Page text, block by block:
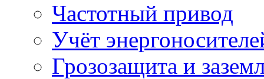
Частотный привод
Учёт
Грозозащита и